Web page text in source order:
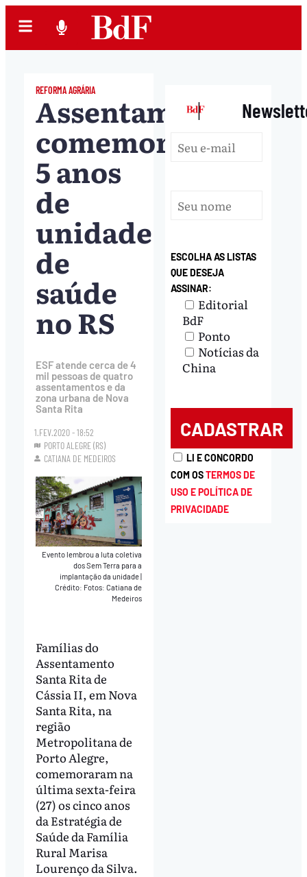
REFORMA AGRÁRIA
Assentamento
comemora
5 anos
de
unidade
de
saúde
no RS
ESF atende cerca de 4
mil pessoas de quatro
assentamentos e da
zona urbana de Nova
Santa Rita
1.FEV.2020 - 18:52
PORTO ALEGRE (RS)
CATIANA DE MEDEIROS
Evento lembrou a luta coletiva
dos Sem Terra para a
implantação da unidade
Crédito: Fotos: Catiana de
Medeiros
Famílias do
Assentamento
Santa Rita de
Cássia II, em Nova
Santa Rita, na
região
Metropolitana de
Porto Alegre,
comemoraram na
última sexta-feira
(27) os cinco anos
da Estratégia de
Saúde da Família
Rural Marisa
Lourenço da Silva.
|
ESCOLHA AS LISTAS
QUE DESEJA
ASSINAR:
Editorial
BdF
Ponto
Notícias da
China
LI E CONCORDO
COM OSTERMOS DE
USO E POLÍTICA DE
PRIVACIDADE